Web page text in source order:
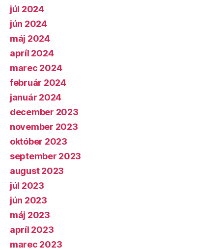
júl 2024
jún 2024
máj 2024
apríl 2024
marec 2024
február 2024
január 2024
december 2023
november 2023
október 2023
september 2023
august 2023
júl 2023
jún 2023
máj 2023
apríl 2023
marec 2023